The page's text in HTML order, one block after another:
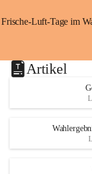
Frische-Luft-Tage im
Artikel